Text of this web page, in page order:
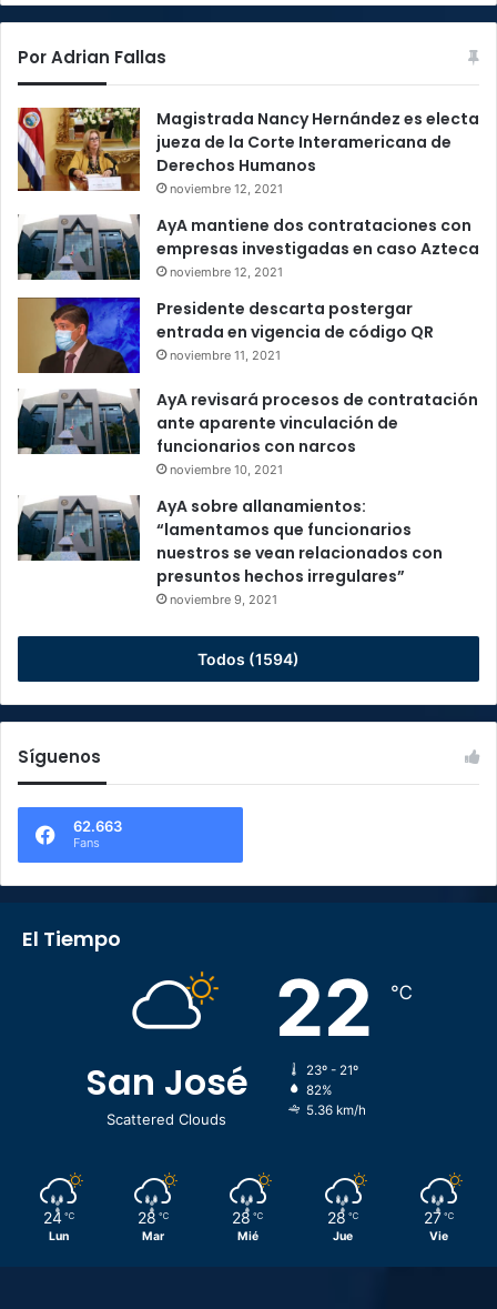
Por Adrian Fallas
Magistrada Nancy Hernández es electa
jueza de la Corte Interamericana de
Derechos Humanos
noviembre 12, 2021
AyA mantiene dos contrataciones con
empresas investigadas en caso Azteca
noviembre 12, 2021
Presidente descarta postergar
entrada en vigencia de código QR
noviembre 11, 2021
AyA revisará procesos de contratación
ante aparente vinculación de
funcionarios con narcos
noviembre 10, 2021
AyA sobre allanamientos:
“lamentamos que funcionarios
nuestros se vean relacionados con
presuntos hechos irregulares”
noviembre 9, 2021
Todos (1594)
Síguenos
62.663
Fans
El Tiempo
San José
Scattered Clouds
22 ℃
23º - 21º
82%
5.36 km/h
24 ℃
Lun
28 ℃
Mar
28 ℃
Mié
28 ℃
Jue
27 ℃
Vie